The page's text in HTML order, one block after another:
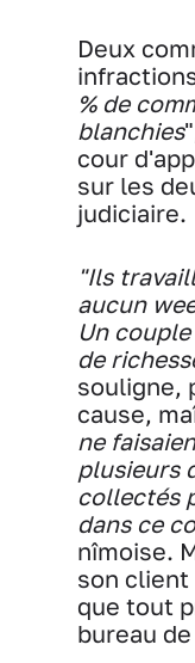
Deux
% de
blanchies
cour
sur les
judiciaire.
"Ils
aucun
Un
de
souligne,
cause,
ne
plusieurs
collectés
dans ce
nîmoise.
son
que tout
bureau